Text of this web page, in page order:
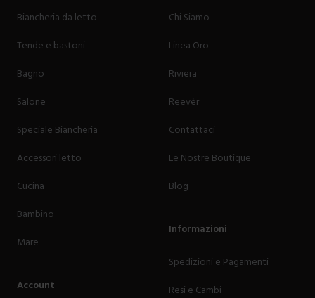
Biancheria da letto
Tende e bastoni
Bagno
Salone
Speciale Biancheria
Accessori letto
Cucina
Bambino
Mare
Account
Chi Siamo
Linea Oro
Riviera
Reevèr
Contattaci
Le Nostre Boutique
Blog
Informazioni
Spedizioni e Pagamenti
Resi e Cambi